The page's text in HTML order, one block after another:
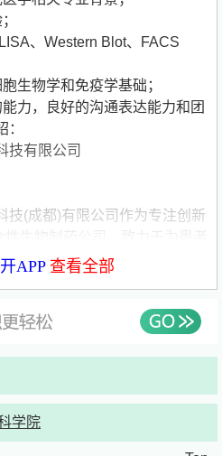
、Western Blot、FACS
生物学和免疫学基础；
力，良好的沟通表达能力和团
：
技有限公司
技(成都)有限公司作为专注创新
质量、可负担的创新疗法。创
业化经验。公司于2016年成
、上海、武汉、南京、广州、济
港联交所代码：02162）
APP查看全部
学院